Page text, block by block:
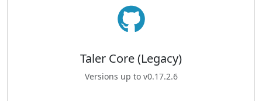
Taler Core (Legacy)
Versions up to v0.17.2.6